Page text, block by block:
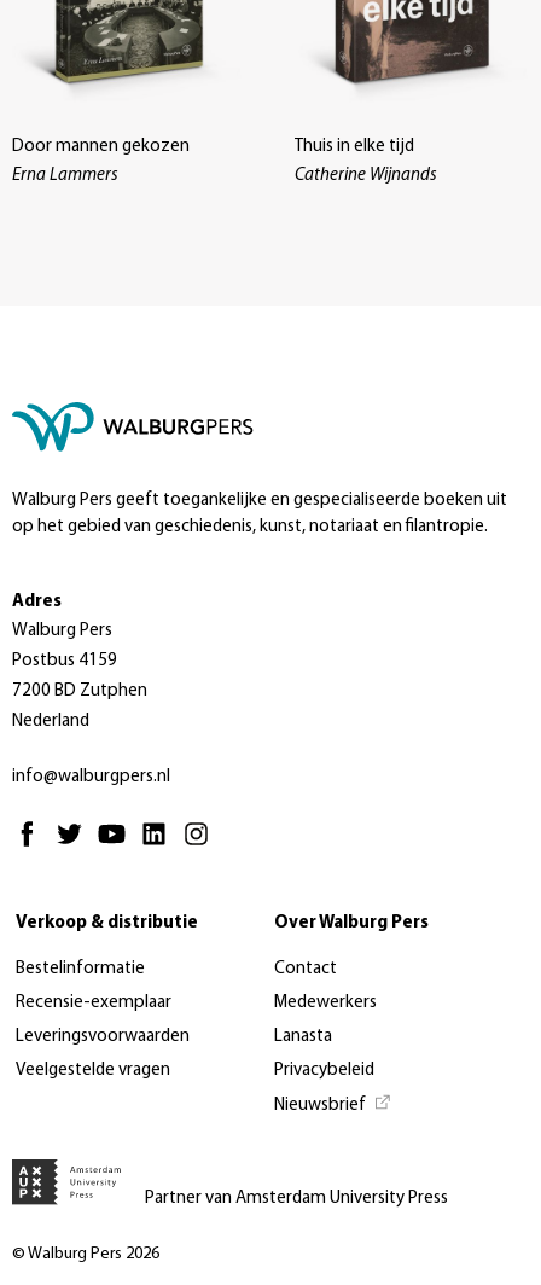
Door mannen gekozen
Erna Lammers
Thuis in elke tijd
Catherine Wijnands
Walburg Pers geeft toegankelijke en gespecialiseerde boeken uit
op het gebied van geschiedenis, kunst, notariaat en filantropie.
Adres
Walburg Pers
Postbus 4159
7200 BD Zutphen
Nederland
info@walburgpers.nl
Verkoop & distributie
Bestelinformatie
Recensie-exemplaar
Leveringsvoorwaarden
Veelgestelde vragen
Over Walburg Pers
Contact
Medewerkers
Lanasta
Privacybeleid
Nieuwsbrief
Partner van Amsterdam University Press
© Walburg Pers 2026